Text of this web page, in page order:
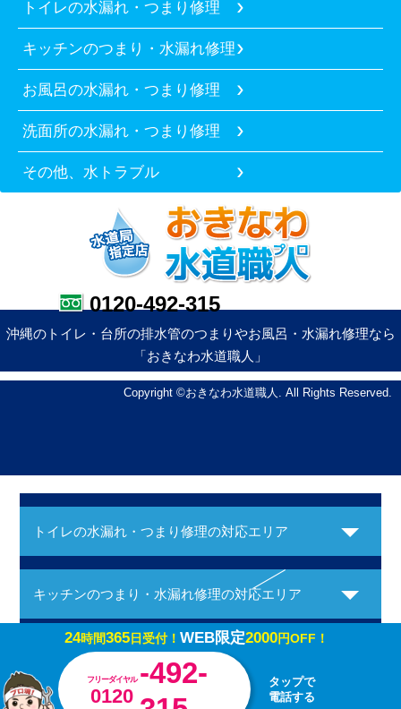
トイレの水漏れ・つまり修理
キッチンのつまり・水漏れ修理
お風呂の水漏れ・つまり修理
洗面所の水漏れ・つまり修理
その他、水トラブル
0120-492-315
沖縄のトイレ・台所の排水管のつまりやお風呂・水漏れ修理なら
「おきなわ水道職人」
Copyright ©おきなわ水道職人. All Rights Reserved.
トイレの水漏れ・つまり修理の対応エリア
キッチンのつまり・水漏れ修理の対応エリア
お風呂の水漏れ・つまり修理の対応エリア
24時間365日受付！ WEB限定2000円OFF！
フリーダイヤル
0120
-492-
タップで
電話する